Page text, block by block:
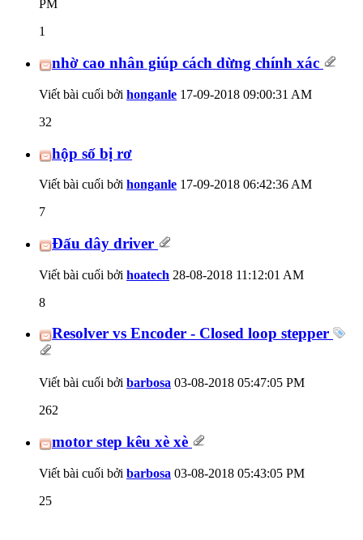
PM
1
nhờ cao nhân giúp cách dừng chính xác
Viết bài cuối bởi honganle 17-09-2018 09:00:31 AM
32
hộp số bị rơ
Viết bài cuối bởi honganle 17-09-2018 06:42:36 AM
7
Đấu dây driver
Viết bài cuối bởi hoatech 28-08-2018 11:12:01 AM
8
Resolver vs Encoder - Closed loop stepper
Viết bài cuối bởi barbosa 03-08-2018 05:47:05 PM
262
motor step kêu xè xè
Viết bài cuối bởi barbosa 03-08-2018 05:43:05 PM
25